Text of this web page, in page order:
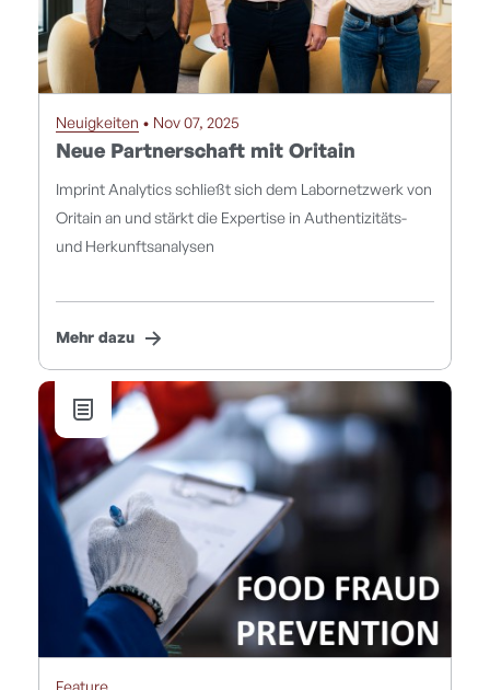
Neuigkeiten • Nov 07, 2025
Neue Partnerschaft mit Oritain
Imprint Analytics schließt sich dem Labornetzwerk von
Oritain an und stärkt die Expertise in Authentizitäts-
und Herkunftsanalysen
Mehr dazu